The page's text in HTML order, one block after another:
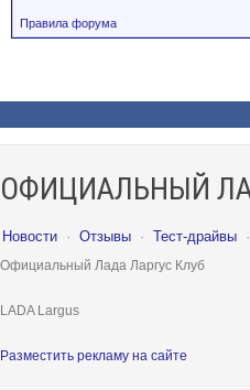
Правила форума
ОФИЦИАЛЬНЫЙ
Новости · Отзывы · Тест-драйвы ·
Официальный Лада Ларгус Клуб
LADA Largus
Разместить рекламу на сайте